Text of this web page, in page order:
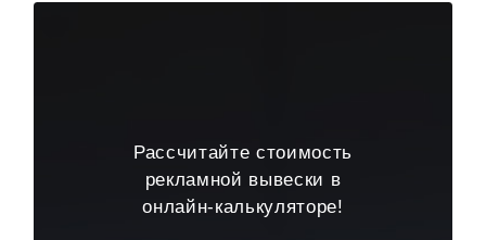
Рассчитайте стоимость
рекламной вывески в
онлайн-калькуляторе!